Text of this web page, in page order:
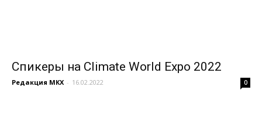
Спикеры на Climate World Expo 2022
Редакция МКХ - 16.02.2022 0